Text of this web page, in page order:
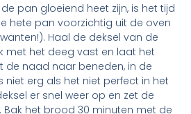
pan gloeiend heet zijn, is het tijd
hete pan voorzichtig uit de oven
Haal de deksel van de
met het deeg vast en laat het
de naad naar beneden, in de
niet erg als het niet perfect in het
er snel weer op en zet de
Bak het brood 30 minuten met de